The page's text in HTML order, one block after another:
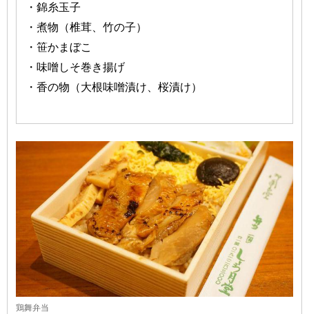
・錦糸玉子
・煮物（椎茸、竹の子）
・笹かまぼこ
・味噌しそ巻き揚げ
・香の物（大根味噌漬け、桜漬け）
鶏舞弁当